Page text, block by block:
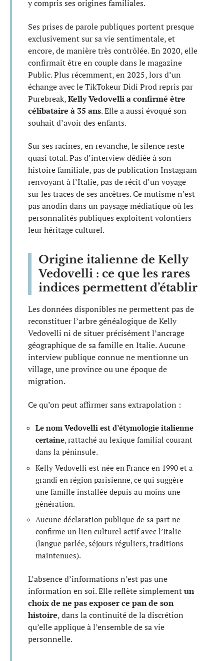
y compris ses origines familiales.
Ses prises de parole publiques portent presque
exclusivement sur sa vie sentimentale, et
encore, de manière très contrôlée. En 2020, elle
confirmait être en couple dans le magazine
Public. Plus récemment, en 2025, lors d’un
échange avec le TikTokeur Didi Prod repris par
Purebreak,Kelly Vedovelli a confirmé être
célibataire à 35 ans. Elle a aussi évoqué son
souhait d’avoir des enfants.
Sur ses racines, en revanche, le silence reste
quasi total. Pas d’interview dédiée à son
histoire familiale, pas de publication Instagram
renvoyant à l’Italie, pas de récit d’un voyage
sur les traces de ses ancêtres. Ce mutisme n’est
pas anodin dans un paysage médiatique où les
personnalités publiques exploitent volontiers
leur héritage culturel.
Origine italienne de Kelly
Vedovelli : ce que les rares
indices permettent d’établir
Les données disponibles ne permettent pas de
reconstituer l’arbre généalogique de Kelly
Vedovelli ni de situer précisément l’ancrage
géographique de sa famille en Italie. Aucune
interview publique connue ne mentionne un
village, une province ou une époque de
migration.
Ce qu’on peut affirmer sans extrapolation :
Le nom Vedovelli est d’étymologie italienne
certaine, rattaché au lexique familial courant
dans la péninsule.
Kelly Vedovelli est née en France en 1990 et a
grandi en région parisienne, ce qui suggère
une famille installée depuis au moins une
génération.
Aucune déclaration publique de sa part ne
confirme un lien culturel actif avec l’Italie
(langue parlée, séjours réguliers, traditions
maintenues).
L’absence d’informations n’est pas une
information en soi. Elle reflète simplementun
choix de ne pas exposer ce pan de son
histoire, dans la continuité de la discrétion
qu’elle applique à l’ensemble de sa vie
personnelle.